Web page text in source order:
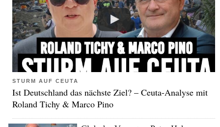
STURM AUF CEUTA
Ist Deutschland das nächste Ziel? – Ceuta-Analyse mit
Roland Tichy & Marco Pino